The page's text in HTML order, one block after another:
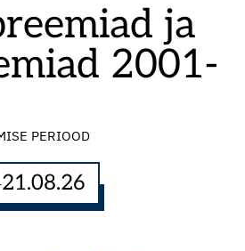
ja
2001-
PERIOOD
21.08.26